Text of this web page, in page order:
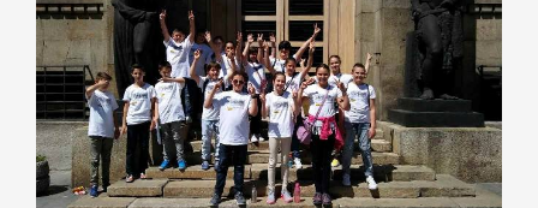
O školi
Nastava
Učenici
Larger
Image